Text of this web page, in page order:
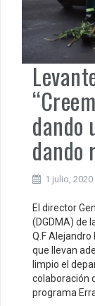
dando
dando
1 julio, 2020
El director
(DGDMA) de
Q.F
que llevan
limpio el
colaboración
programa